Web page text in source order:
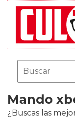
Mando
¿Buscas las